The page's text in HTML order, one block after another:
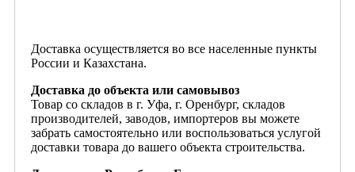
Доставка осуществляется во все населенные пункты
России и Казахстана.
Доставка до объекта или самовывоз
Товар со складов в г. Уфа, г. Оренбург, складов
производителей, заводов, импортеров вы можете
забрать самостоятельно или воспользоваться услугой
доставки товара до вашего объекта строительства.